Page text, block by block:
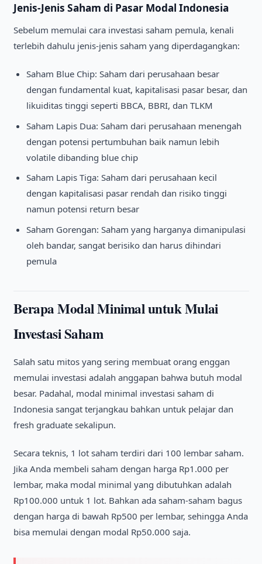
Jenis-Jenis Saham di Pasar Modal Indonesia
Sebelum memulai cara investasi saham pemula, kenali
terlebih dahulu jenis-jenis saham yang diperdagangkan:
Saham Blue Chip: Saham dari perusahaan besar
dengan fundamental kuat, kapitalisasi pasar besar, dan
likuiditas tinggi seperti BBCA, BBRI, dan TLKM
Saham Lapis Dua: Saham dari perusahaan menengah
dengan potensi pertumbuhan baik namun lebih
volatile dibanding blue chip
Saham Lapis Tiga: Saham dari perusahaan kecil
dengan kapitalisasi pasar rendah dan risiko tinggi
namun potensi return besar
Saham Gorengan: Saham yang harganya dimanipulasi
oleh bandar, sangat berisiko dan harus dihindari
pemula
Berapa Modal Minimal untuk Mulai
Investasi Saham
Salah satu mitos yang sering membuat orang enggan
memulai investasi adalah anggapan bahwa butuh modal
besar. Padahal, modal minimal investasi saham di
Indonesia sangat terjangkau bahkan untuk pelajar dan
fresh graduate sekalipun.
Secara teknis, 1 lot saham terdiri dari 100 lembar saham.
Jika Anda membeli saham dengan harga Rp1.000 per
lembar, maka modal minimal yang dibutuhkan adalah
Rp100.000 untuk 1 lot. Bahkan ada saham-saham bagus
dengan harga di bawah Rp500 per lembar, sehingga Anda
bisa memulai dengan modal Rp50.000 saja.